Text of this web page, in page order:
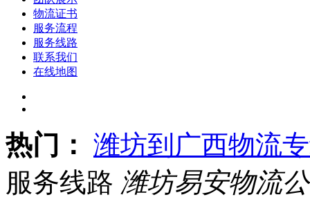
物流证书
服务流程
服务线路
联系我们
在线地图
热门： 潍坊到广西物流
服务线路 潍坊易安物流